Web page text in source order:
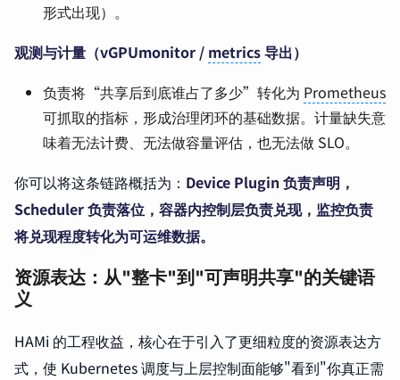
形式出现）。
观测与计量（vGPUmonitor / metrics导出）
负责将“共享后到底谁占了多少”转化为 Prometheus
可抓取的指标，形成治理闭环的基础数据。计量缺失意
味着无法计费、无法做容量评估，也无法做 SLO。
你可以将这条链路概括为： Device Plugin 负责声明，
Scheduler 负责落位，容器内控制层负责兑现，监控负责
将兑现程度转化为可运维数据。
资源表达：从"整卡"到"可声明共享"的关键语
义
HAMi 的工程收益，核心在于引入了更细粒度的资源表达方
式，使 Kubernetes 调度与上层控制面能够"看到"你真正需